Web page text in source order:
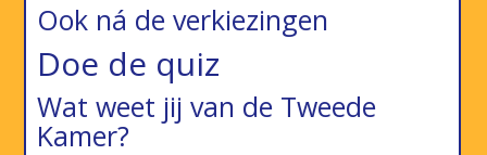
Ook ná de verkiezingen
Doe de quiz
Wat weet jij van de Tweede
Kamer?